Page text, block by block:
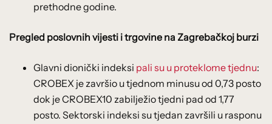
prethodne godine.
Pregled poslovnih vijesti i trgovine na Zagrebačkoj burzi
Glavni dionički indeksi pali su u proteklome tjednu:
CROBEX je završio u tjednom minusu od 0,73 posto
dok je CROBEX10 zabilježio tjedni pad od 1,77
posto. Sektorski indeksi su tjedan završili u rasponu